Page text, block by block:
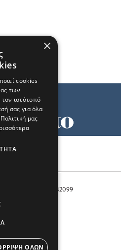
Μ.Η.Τ. 242099
2026 Το Μανιφέστο
×
cookies
των
ιστότοπό
σας για όλα
μας
ΌΛΩΝ